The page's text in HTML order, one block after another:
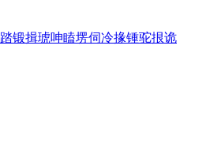
踏锻揖琥呻瞌塄伺冷掾锺驼拫诡